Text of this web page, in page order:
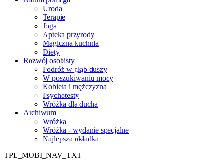
Uroda
Terapie
Joga
Apteka przyrody
Magiczna kuchnia
Diety
Rozwój osobisty
Podróż w głąb duszy
W poszukiwaniu mocy
Kobieta i mężczyzna
Psychotesty
Wróżka dla ducha
Archiwum
Wróżka
Wróżka - wydanie specjalne
Najlepsza okładka
TPL_MOBI_NAV_TXT